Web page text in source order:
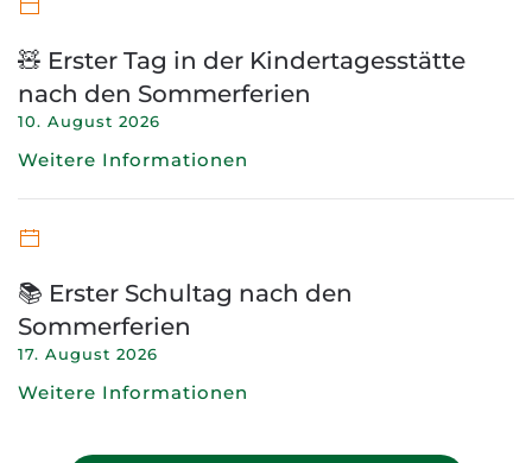
🧸 Erster Tag in der Kindertagesstätte
nach den Sommerferien
10. August 2026
Weitere Informationen
📚 Erster Schultag nach den
Sommerferien
17. August 2026
Weitere Informationen